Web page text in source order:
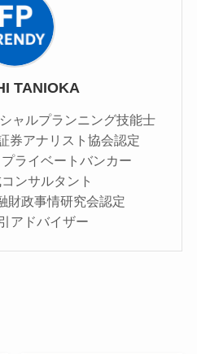
TANIOKA
ャルプランニング技能士
券アナリスト協会認定
ライベートバンカー
ンサルタント
財政事情研究会認定
アドバイザー